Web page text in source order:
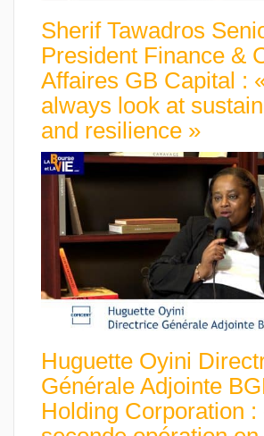
Sherif Tawadros
President Finance &
Affaires GB Capital :
always look at
and resilience »
Huguette Oyini
Générale Adjointe
Holding Corporation :